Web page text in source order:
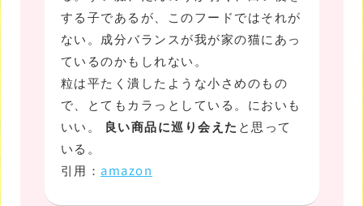
する子であるが、このフードではそれが
ない。成分バランスが我が家の猫にあっ
ているのかもしれない。
粒は平たく潰したような小さめのもの
で、とてもカラっとしている。においも
いい。
良い商品に巡り会えた と思って
いる。
引用： amazon